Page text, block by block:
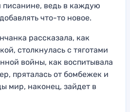
писанине, ведь в каждую
что-то новое.
рассказала, как
столкнулась с тяготами
войны, как воспитывала
пряталась от бомбежек и
мир, наконец, зайдет в